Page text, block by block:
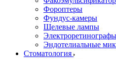
Фороптеры
Фундус-камеры
Щелевые лампы
Электроретинографы
Эндотелиальные
Стоматология